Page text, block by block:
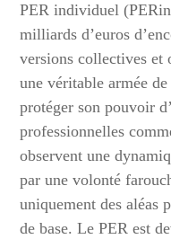
PER individuel
milliards d’euros
versions collectives et
une véritable armée de
protéger son pouvoir
professionnelles
observent une
par une volonté
uniquement des aléas
de base. Le PER est